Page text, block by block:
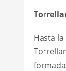
Hasta